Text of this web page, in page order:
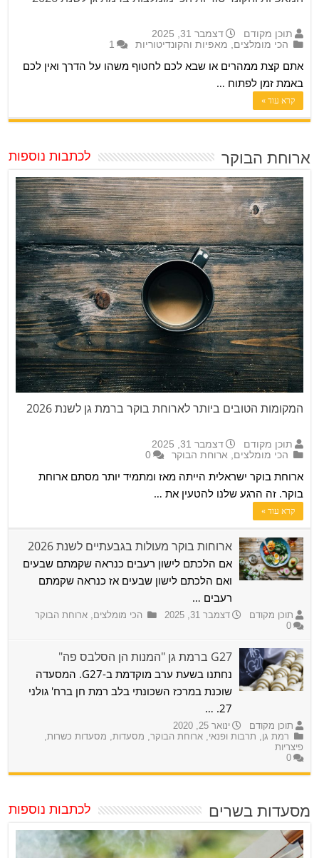
תוכן מקודם
דצמבר 31, 2025
הכי מומלצים
מאפיות והקונדיטוריות 1
אתם קצת ממהרים או שבא לכם לחטוף משהו על הדרך ואין לכם
באמת זמן לפתוח …
קרא עוד »
ארוחת הבוקר לכתבות נוספות
המקומות הטובים ביותר לארוחת בוקר ברמת גן לשנת 2026
תוכן מקודם
דצמבר 31, 2025
הכי מומלצים,ארוחת הבוקר 0
ארוחת בוקר ישראלית הייתה מאז ומתמיד יותר מסתם ארוחת
בוקר. זה הרגע שלנו להטעין את …
קרא עוד »
ארוחות בוקר מעולות בגבעתיים לשנת 2026
אם הלכתם לישון רעבים כנראה שקמתם שבעים
ואם הלכתם לישון שבעים אז כנראה שקמתם
רעבים …
תוכן מקודם דצמבר 31, 2025 הכי מומלצים,ארוחת הבוקר
0
G27 ברמת גן "המנות הן הסלבס פה"
נחתנו בשעת ערב מוקדמת ב-G27. המסעדה
שוכנת במרכז השכונתי בלב רמת חן ברח' גולני
27. …
תוכן מקודם
ינואר 25, 2020
רמת גן, תרבות ופנאי,ארוחת הבוקר, מסעדות, מסעדות כשרות,
פיצריות
0
מסעדות בשרים לכתבות נוספות